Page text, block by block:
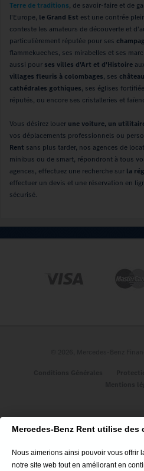
Terre de traditions, de savoir-faire et de
l'Europe, le Grand Est est une contrée
conteste les amateurs de découverte et
particulièrement réputée pour ses
flammekueches, ses mirabelles et ses
aussi pour ses villes d'Art et d'Histoire
villages fleuris à colombages, ses
cathédrales gothiques, ses églises
réputés, ou encore ses cristalleries et
Vous désirez louer une voiture, un
vos déplacements professionnels ou
Rent sans plus tarder, nos agences de
minibus ou de smart, répondront à tous
agences, effectuez une recherche sur la
effectuer un devis et une réservation en
sécurisé.
Qui sommes-nous ?
GLC Coupé
GLA SUV
Nouveau CLA 100% Électrique
Mercedes-Benz Rent utilise
Nous aimerions ainsi pouvoir vous offrir
notre site web tout en améliorant en